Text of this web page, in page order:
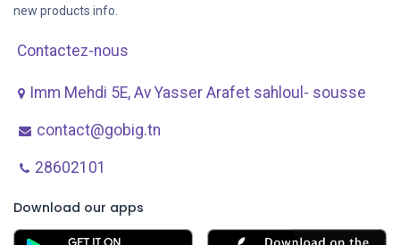
new products info.
Contactez-nous
Imm Mehdi 5E, Av ​Yasser Arafet sahloul- sousse
contact@gobig.tn
28602101
Download our apps